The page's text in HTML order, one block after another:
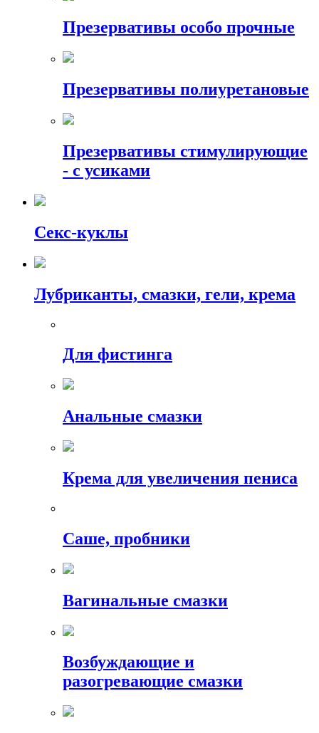
Презервативы особо прочные
Презервативы полиуретановые
Презервативы стимулирующие
- с усиками
Секс-куклы
Лубриканты, смазки, гели, крема
Для фистинга
Анальные смазки
Крема для увеличения пениса
Саше, пробники
Вагинальные смазки
Возбуждающие и
разогревающие смазки